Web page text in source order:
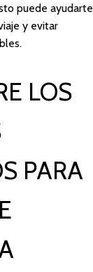
puede ayudarte
y evitar
LOS
PARA